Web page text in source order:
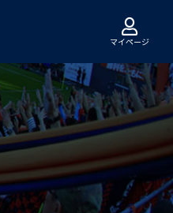
マイページ